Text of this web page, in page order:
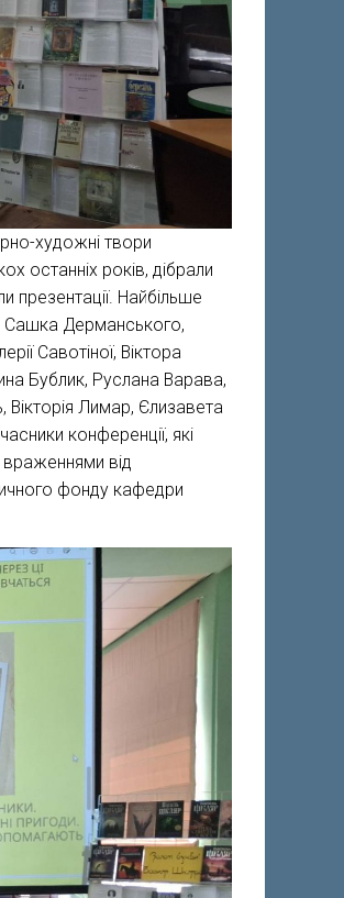
художні твори
останніх років, дібрали
презентації. Найбільше
Сашка Дерманського,
Савотіної, Віктора
Бублик, Руслана Варава,
Лимар, Єлизавета
конференції, які
враженнями від
фонду кафедри